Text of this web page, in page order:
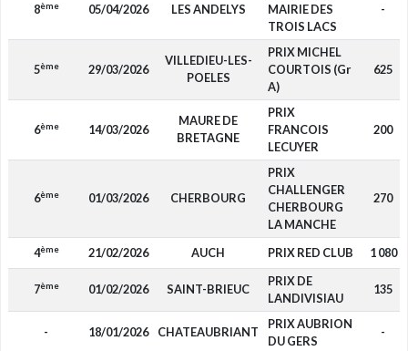
8ème 05/04/2026 LES ANDELYS
MAIRIE DES
TROIS LACS
-
5ème 29/03/2026
VILLEDIEU-LES-
POELES
PRIX MICHEL
COURTOIS (Gr
A)
625
6ème 14/03/2026
MAURE DE
BRETAGNE
PRIX
FRANCOIS
LECUYER
200
6ème 01/03/2026 CHERBOURG
PRIX
CHALLENGER
CHERBOURG
LA MANCHE
270
4ème 21/02/2026 AUCH PRIX RED CLUB 1 080
7ème 01/02/2026 SAINT-BRIEUC
PRIX DE
LANDIVISIAU
135
- 18/01/2026 CHATEAUBRIANT
PRIX AUBRION
DU GERS
-